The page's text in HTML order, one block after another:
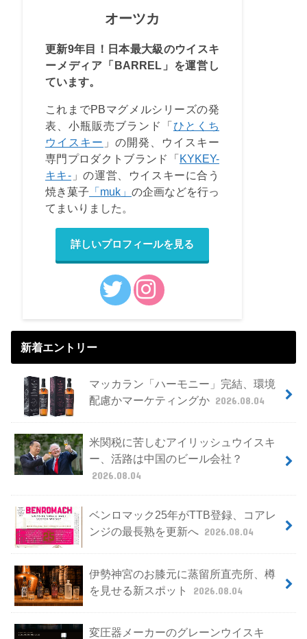
オーツカ
更新9年目！日本最大級のウイスキ
ーメディア「BARREL」を運営し
ています。
これまでPBマグメルシリーズの発
表、小瓶販売ブランド「ひとくち
ウイスキー 」の開発、ウイスキー
専門プロダクトブランド「KYKEY-
キキ- 」の運営、ウイスキーに合う
焼き菓子 「muk」 の企画などを行っ
てまいりました。
詳しいプロフィールを見る
新着エントリー
マッカラン「ハーモニー」完結、環境
配慮かマーケティングか 2026.08.04
米関税に苦しむアイリッシュウイスキ
ー、活路は中国のビール会社？
2026.08.04
ベンロマック25年がTTB登録、コアレ
ンジの最長熟を更新へ 2026.08.04
伊勢神宮のお膝元に蒸留所直売所、樽
を見せる新スポット
2026.08.04
変圧器メーカーのグレーンウイスキ